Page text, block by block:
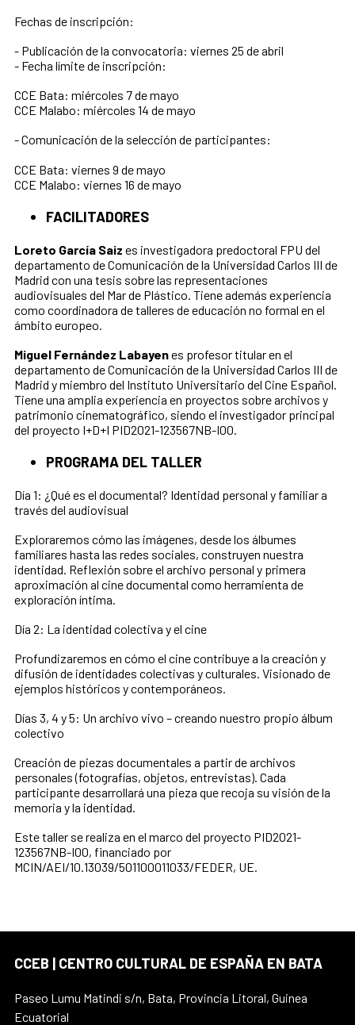
Fechas de inscripción:
- Publicación de la convocatoria: viernes 25 de abril
- Fecha límite de inscripción:
CCE Bata: miércoles 7 de mayo
CCE Malabo: miércoles 14 de mayo
- Comunicación de la selección de participantes:
CCE Bata: viernes 9 de mayo
CCE Malabo: viernes 16 de mayo
FACILITADORES
Loreto García Saiz es investigadora predoctoral FPU del
departamento de Comunicación de la Universidad Carlos III de
Madrid con una tesis sobre las representaciones
audiovisuales del Mar de Plástico. Tiene además experiencia
como coordinadora de talleres de educación no formal en el
ámbito europeo.
Miguel Fernández Labayenes profesor titular en el
departamento de Comunicación de la Universidad Carlos III de
Madrid y miembro del Instituto Universitario del Cine Español.
Tiene una amplia experiencia en proyectos sobre archivos y
patrimonio cinematográfico, siendo el investigador principal
del proyecto I+D+I PID2021-123567NB-I00.
PROGRAMA DEL TALLER
Día 1: ¿Qué es el documental? Identidad personal y familiar a
través del audiovisual
Exploraremos cómo las imágenes, desde los álbumes
familiares hasta las redes sociales, construyen nuestra
identidad. Reflexión sobre el archivo personal y primera
aproximación al cine documental como herramienta de
exploración íntima.
Día 2: La identidad colectiva y el cine
Profundizaremos en cómo el cine contribuye a la creación y
difusión de identidades colectivas y culturales. Visionado de
ejemplos históricos y contemporáneos.
Días 3, 4 y 5: Un archivo vivo – creando nuestro propio álbum
colectivo
Creación de piezas documentales a partir de archivos
personales (fotografías, objetos, entrevistas). Cada
participante desarrollará una pieza que recoja su visión de la
memoria y la identidad.
Este taller se realiza en el marco del proyecto PID2021-
123567NB-I00, financiado por
MCIN/AEI/10.13039/501100011033/FEDER, UE.
CCEB | CENTRO CULTURAL DE ESPAÑA EN BATA
Paseo Lumu Matindi s/n, Bata, Provincia Litoral, Guinea
Ecuatorial